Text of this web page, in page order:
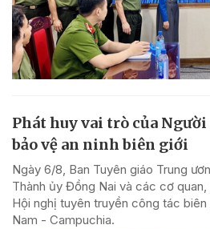
Phát huy vai trò của
bảo vệ an ninh biên giới
Ngày 6/8, Ban Tuyên giáo Trung
Thành ủy Đồng Nai và các cơ
Hội nghị tuyên truyền công tác
Nam - Campuchia.